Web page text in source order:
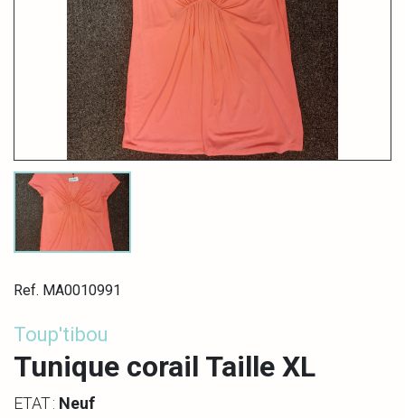
Ref. MA0010991
Toup'tibou
Tunique corail Taille XL
ETAT : Neuf